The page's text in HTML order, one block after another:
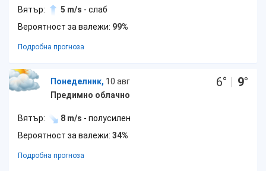
Вятър: 5 m/s - слаб
Вероятност за валежи: 99%
Подробна прогноза
Понеделник, 10 авг
Предимно облачно
6° | 9°
Вятър: 8 m/s - полусилен
Вероятност за валежи: 34%
Подробна прогноза